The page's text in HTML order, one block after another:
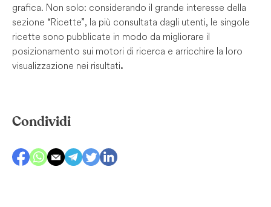
grafica. Non solo: considerando il grande interesse della
sezione “Ricette”, la più consultata dagli utenti, le singole
ricette sono pubblicate in modo da migliorare il
posizionamento sui motori di ricerca e arricchire la loro
visualizzazione nei risultati.
Condividi